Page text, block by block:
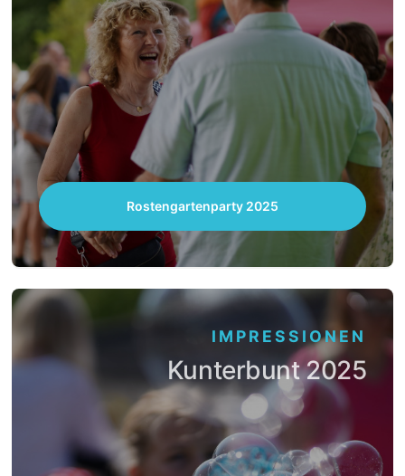
Rostengartenparty 2025
IMPRESSIONEN
Kunterbunt 2025